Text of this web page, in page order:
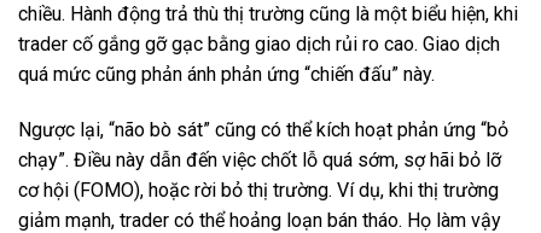
chiều. Hành động trả thù thị trường cũng là một biểu hiện, khi
trader cố gắng gỡ gạc bằng giao dịch rủi ro cao. Giao dịch
quá mức cũng phản ánh phản ứng “chiến đấu” này.
Ngược lại, “não bò sát” cũng có thể kích hoạt phản ứng “bỏ
chạy”. Điều này dẫn đến việc chốt lỗ quá sớm, sợ hãi bỏ lỡ
cơ hội (FOMO), hoặc rời bỏ thị trường. Ví dụ, khi thị trường
giảm mạnh, trader có thể hoảng loạn bán tháo. Họ làm vậy